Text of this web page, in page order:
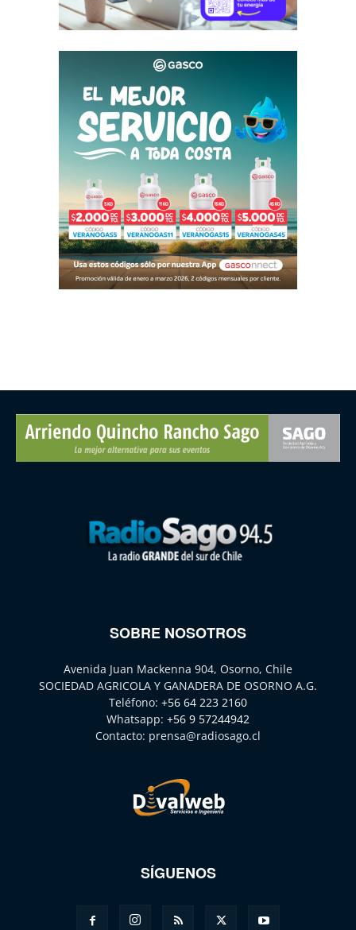
SOBRE NOSOTROS
Avenida Juan Mackenna 904, Osorno, Chile
SOCIEDAD AGRICOLA Y GANADERA DE OSORNO A.G.
Teléfono: +56 64 223 2160
Whatsapp: +56 9 57244942
Contacto: prensa@radiosago.cl
SÍGUENOS